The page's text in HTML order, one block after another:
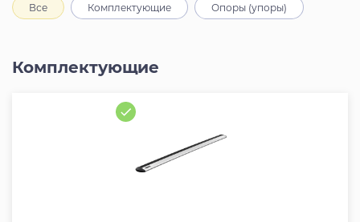
Все Комплектующие Опоры (упоры)
Комплектующие